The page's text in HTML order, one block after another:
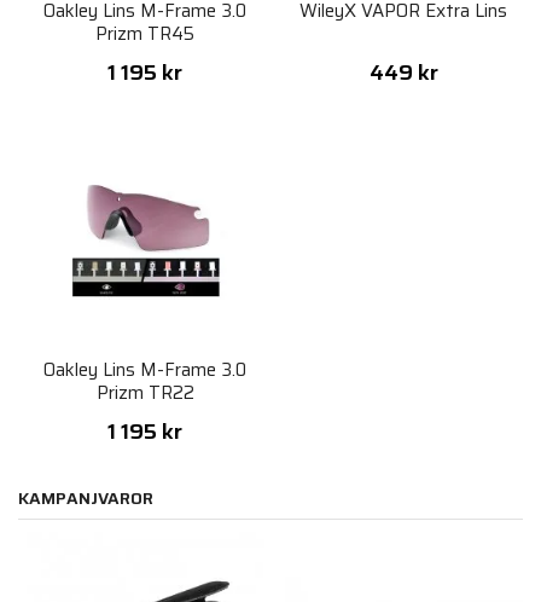
Oakley Lins M-Frame 3.0
Prizm TR45
1 195 kr
WileyX VAPOR Extra Lins
449 kr
Oakley Lins M-Frame 3.0
Prizm TR22
1 195 kr
KAMPANJVAROR